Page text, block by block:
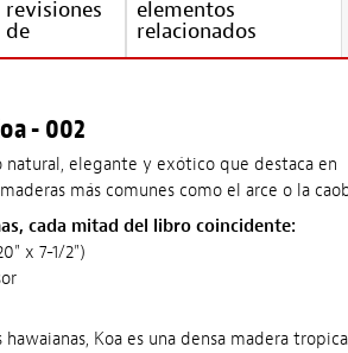
revisiones
de
elementos
relacionados
- 002
natural, elegante y exótico que destaca en
más comunes como el arce o la
cada mitad del libro coincidente:
x 7-1/2")
Koa es una densa madera